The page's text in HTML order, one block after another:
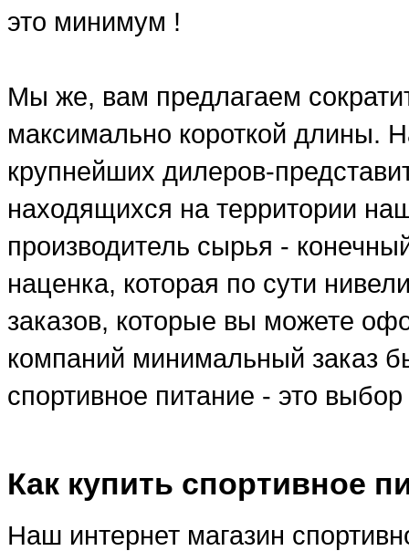
это минимум !
Мы же, вам предлагаем
максимально короткой длины.
крупнейших дилеров-
находящихся на территории
производитель сырья -
наценка, которая по сути
заказов, которые вы можете
компаний минимальный заказ
спортивное питание - это
Как купить спортивное
Наш интернет магазин